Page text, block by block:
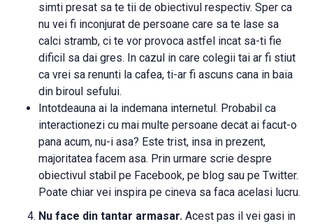
simti presat sa te tii de obiectivul respectiv. Sper ca
nu vei fi inconjurat de persoane care sa te lase sa
calci stramb, ci te vor provoca astfel incat sa-ti fie
dificil sa dai gres. In cazul in care colegii tai ar fi stiut
ca vrei sa renunti la cafea, ti-ar fi ascuns cana in baia
din biroul sefului.
Intotdeauna ai la indemana internetul. Probabil ca
interactionezi cu mai multe persoane decat ai facut-o
pana acum, nu-i asa? Este trist, insa in prezent,
majoritatea facem asa. Prin urmare scrie despre
obiectivul stabil pe Facebook, pe blog sau pe Twitter.
Poate chiar vei inspira pe cineva sa faca acelasi lucru.
Nu face din tantar armasar. Acest pas il vei gasi in